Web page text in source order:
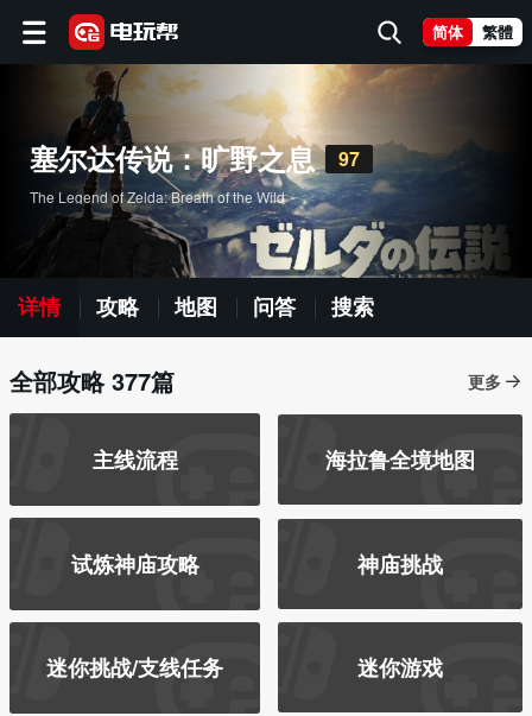
简体 繁體
塞尔达传说：旷野之息 97
The Legend of Zelda: Breath of the Wild
详情 攻略 地图 问答 搜索
全部攻略 377篇 更多
主线流程 海拉鲁全境地图
试炼神庙攻略 神庙挑战
迷你挑战/支线任务 迷你游戏